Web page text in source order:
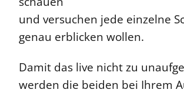
und versuchen jede einzelne
genau erblicken wollen.
Damit das live nicht zu
werden die beiden bei Ihrem